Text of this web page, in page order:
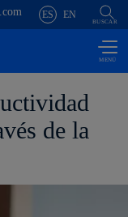
ES EN
BUSCAR
de la